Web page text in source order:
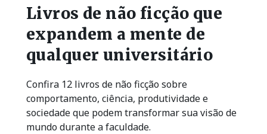
Livros de não ficção que
expandem a mente de
qualquer universitário
Confira 12 livros de não ficção sobre
comportamento, ciência, produtividade e
sociedade que podem transformar sua visão de
mundo durante a faculdade.